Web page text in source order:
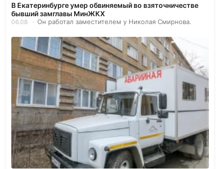
В Екатеринбурге умер обвиняемый во взяточничестве
бывший замглавы МинЖКХ
06.08 Он работал заместителем у Николая Смирнова.